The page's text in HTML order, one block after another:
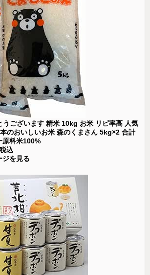
うございます 精米 10kg お米 リピ率高 人気
のおいしいお米 森のくまさん 5kg×2 合計
料米100%
込
ジを見る